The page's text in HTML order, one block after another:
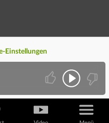
Einstellungen